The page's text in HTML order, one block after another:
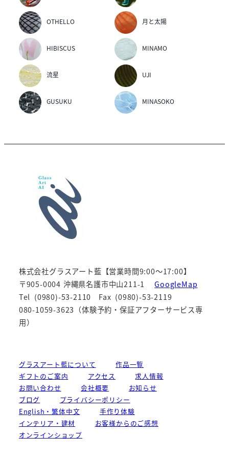
OTHELLO 月と太陽
HIBISCUS MINAMO
流星 UJI
GUSUKU MINASOKO
株式会社グラスアート藍【営業時間9:00～17:00】
〒905-0004 沖縄県名護市中山211-1
GoogleMap
Tel (0980)-53-2110 Fax (0980)-53-2119
080-1059-3623（体験予約・保証アフターサービス専
用）
グラスアート藍について
作品一覧
ギフトのご案内
アクセス
求人情報
お問い合わせ
会社概要
お知らせ
ブログ
プライバシーポリシー
English・繁体中文
手作り体験
インテリア・建材
お客様からのご感想
オンラインショップ